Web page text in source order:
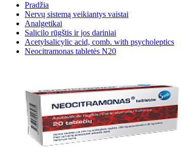
Pradžia
Nervų sistemą veikiantys vaistai
Analgetikai
Salicilo rūgštis ir jos dariniai
Acetylsalicylic acid, comb. with psycholeptics
Neocitramonas tabletės N20